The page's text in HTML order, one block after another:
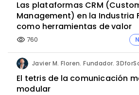
Las plataformas CRM
Management) en la Industria
como herramientas de valor
visibility 760
Javier M. Floren. Fundador.
El tetris de la comunicación
modular